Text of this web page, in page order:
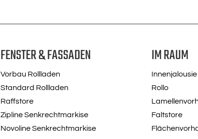
FENSTER & FASSADEN
Vorbau Rollladen
Standard Rollladen
Raffstore
Zipline Senkrechtmarkise
Novoline Senkrechtmarkise
IM RAUM
Innenjalousie
Rollo
Faltstore